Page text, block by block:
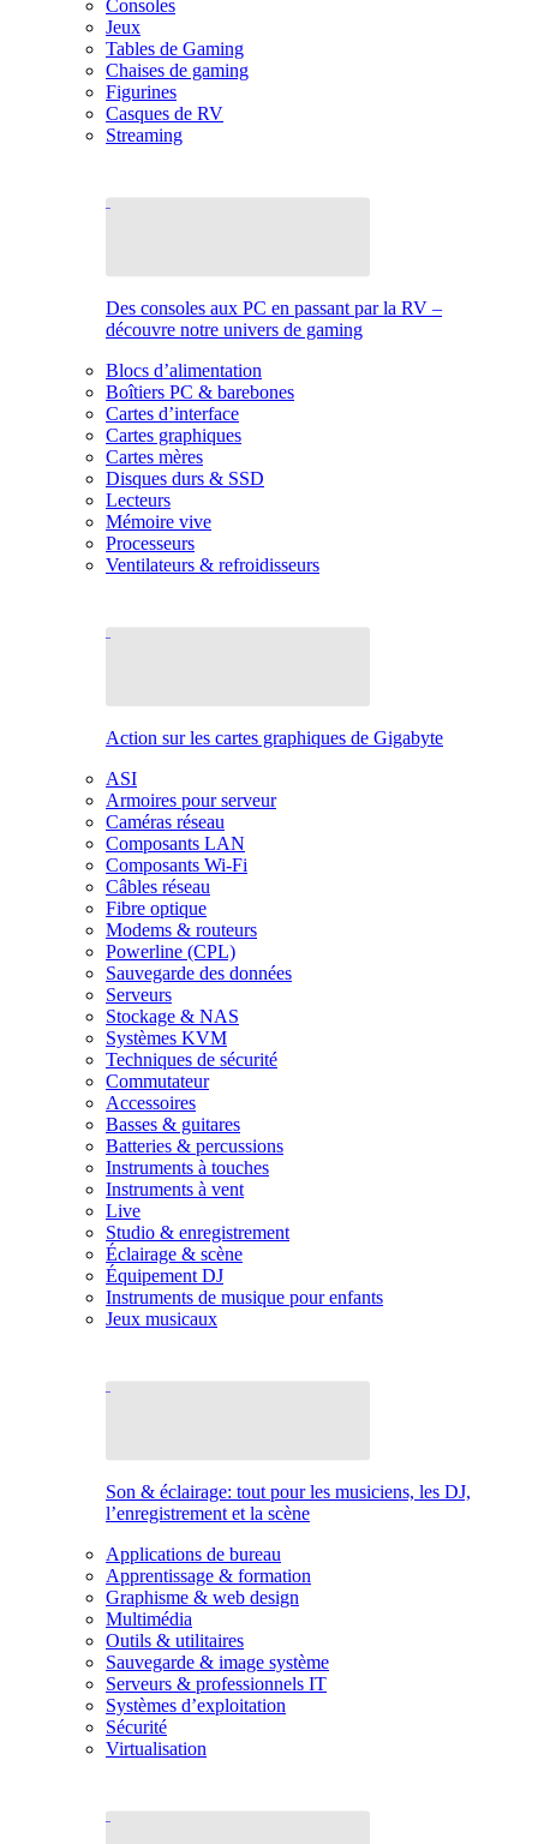
Consoles
Jeux
Tables de Gaming
Chaises de gaming
Figurines
Casques de RV
Streaming
Des consoles aux PC en passant par la RV –
découvre notre univers de gaming
Blocs d’alimentation
Boîtiers PC & barebones
Cartes d’interface
Cartes graphiques
Cartes mères
Disques durs & SSD
Lecteurs
Mémoire vive
Processeurs
Ventilateurs & refroidisseurs
Action sur les cartes graphiques de Gigabyte
ASI
Armoires pour serveur
Caméras réseau
Composants LAN
Composants Wi-Fi
Câbles réseau
Fibre optique
Modems & routeurs
Powerline (CPL)
Sauvegarde des données
Serveurs
Stockage & NAS
Systèmes KVM
Techniques de sécurité
Commutateur
Accessoires
Basses & guitares
Batteries & percussions
Instruments à touches
Instruments à vent
Live
Studio & enregistrement
Éclairage & scène
Équipement DJ
Instruments de musique pour enfants
Jeux musicaux
Son & éclairage: tout pour les musiciens, les DJ,
l’enregistrement et la scène
Applications de bureau
Apprentissage & formation
Graphisme & web design
Multimédia
Outils & utilitaires
Sauvegarde & image système
Serveurs & professionnels IT
Systèmes d’exploitation
Sécurité
Virtualisation